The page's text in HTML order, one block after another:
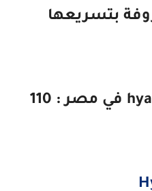
بتسريعها
- سعر جيل hyalo 4 skin في مصر : 110